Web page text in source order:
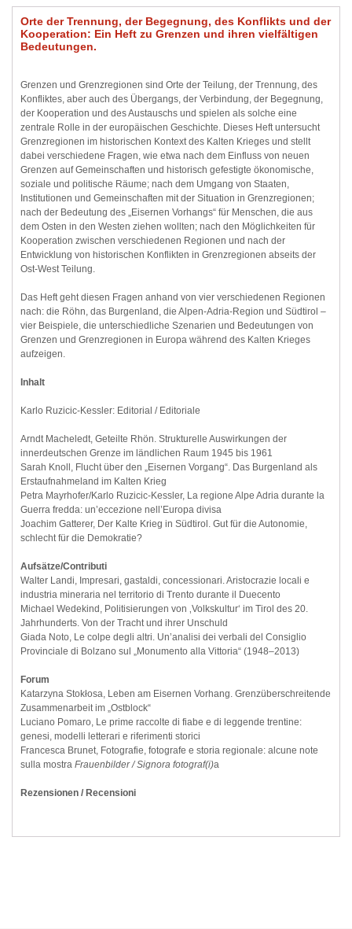
Orte der Trennung, der Begegnung, des Konflikts und der
Kooperation: Ein Heft zu Grenzen und ihren vielfältigen
Bedeutungen.
Grenzen und Grenzregionen sind Orte der Teilung, der Trennung, des
Konfliktes, aber auch des Übergangs, der Verbindung, der Begegnung,
der Kooperation und des Austauschs und spielen als solche eine
zentrale Rolle in der europäischen Geschichte. Dieses Heft untersucht
Grenzregionen im historischen Kontext des Kalten Krieges und stellt
dabei verschiedene Fragen, wie etwa nach dem Einfluss von neuen
Grenzen auf Gemeinschaften und historisch gefestigte ökonomische,
soziale und politische Räume; nach dem Umgang von Staaten,
Institutionen und Gemeinschaften mit der Situation in Grenzregionen;
nach der Bedeutung des „Eisernen Vorhangs“ für Menschen, die aus
dem Osten in den Westen ziehen wollten; nach den Möglichkeiten für
Kooperation zwischen verschiedenen Regionen und nach der
Entwicklung von historischen Konflikten in Grenzregionen abseits der
Ost-West Teilung.
Das Heft geht diesen Fragen anhand von vier verschiedenen Regionen
nach: die Röhn, das Burgenland, die Alpen-Adria-Region und Südtirol –
vier Beispiele, die unterschiedliche Szenarien und Bedeutungen von
Grenzen und Grenzregionen in Europa während des Kalten Krieges
aufzeigen.
Inhalt
Karlo Ruzicic-Kessler: Editorial / Editoriale
Arndt Macheledt, Geteilte Rhön. Strukturelle Auswirkungen der
innerdeutschen Grenze im ländlichen Raum 1945 bis 1961
Sarah Knoll, Flucht über den „Eisernen Vorgang“. Das Burgenland als
Erstaufnahmeland im Kalten Krieg
Petra Mayrhofer/Karlo Ruzicic-Kessler, La regione Alpe Adria durante la
Guerra fredda: un’eccezione nell’Europa divisa
Joachim Gatterer, Der Kalte Krieg in Südtirol. Gut für die Autonomie,
schlecht für die Demokratie?
Aufsätze/Contributi
Walter Landi, Impresari, gastaldi, concessionari. Aristocrazie locali e
industria mineraria nel territorio di Trento durante il Duecento
Michael Wedekind, Politisierungen von ‚Volkskultur‘ im Tirol des 20.
Jahrhunderts. Von der Tracht und ihrer Unschuld
Giada Noto, Le colpe degli altri. Un’analisi dei verbali del Consiglio
Provinciale di Bolzano sul „Monumento alla Vittoria“ (1948–2013)
Forum
Katarzyna Stokłosa, Leben am Eisernen Vorhang. Grenzüberschreitende
Zusammenarbeit im „Ostblock“
Luciano Pomaro, Le prime raccolte di fiabe e di leggende trentine:
genesi, modelli letterari e riferimenti storici
Francesca Brunet, Fotografie, fotografe e storia regionale: alcune note
sulla mostra Frauenbilder / Signora fotograf(i)a
Rezensionen / Recensioni